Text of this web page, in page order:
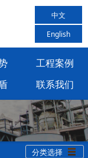
中文
English
工程案例
联系我们
分类选择